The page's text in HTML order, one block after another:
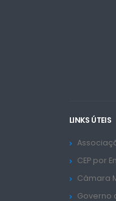
LINKS ÚTEIS
CEP por
Câmara
Governo